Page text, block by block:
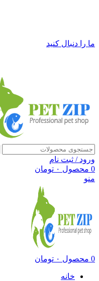
ما را دنبال کنید
ورود / ثبت نام
0 محصول ۰ تومان
منو
0 محصول ۰ تومان
خانه